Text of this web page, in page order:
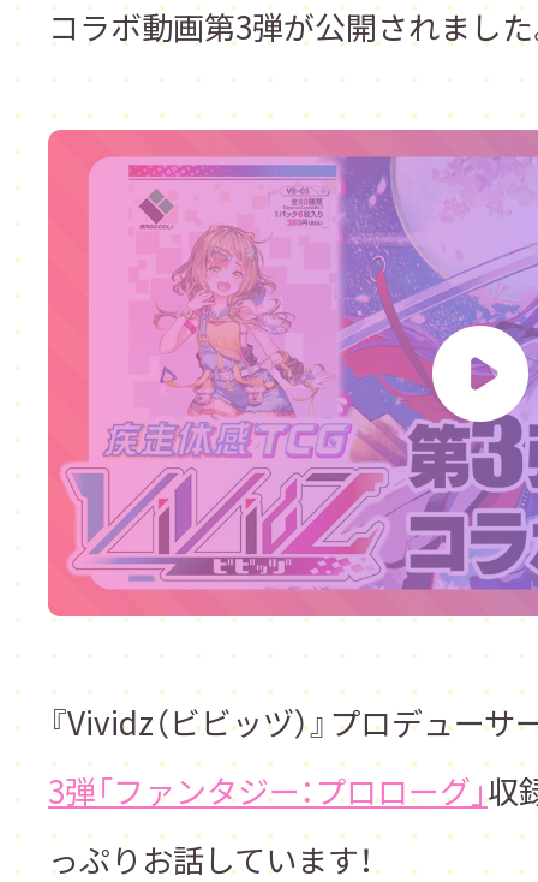
コラボ動画第3弾が公開されました
『Vividz（ビビッヅ）』プロデューサ
3弾「ファンタジー：プロローグ」収
っぷりお話しています！